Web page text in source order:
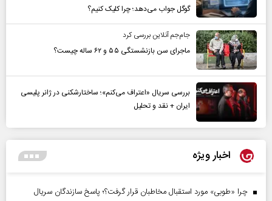
گوگل جواب می‌دهد؛ چرا کلیک کنیم؟
جام‌جم آنلاین بررسی کرد
ماجرای سن بازنشستگی ۵۵ و ۶۲ ساله چیست؟
بررسی سریال «اعتراف می‌کنم»؛ ساختارشکنی در ژانر پلیسی
ایران + نقد و تحلیل
اخبار ویژه
چرا «طوبی» مورد استقبال مخاطبان قرار گرفت؟؛ پاسخ سازندگان سریال